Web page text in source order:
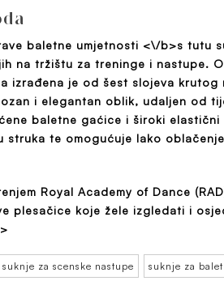
baletne umjetnosti <\/b>s tutu
na tržištu za treninge i nastupe.
izrađena je od šest slojeva krutog
i elegantan oblik, udaljen od
baletne gaćice i široki
struka te omogućuje lako
Royal Academy of Dance
plesačice koje žele izgledati i
suknje za scenske nastupe suknje za balet